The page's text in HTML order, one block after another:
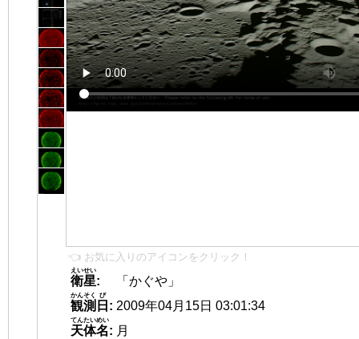
👈 お気に入りのアイコンをクリック！
衛星
えいせい
:
「かぐや」
観測
かんそく
日
び
: 2009年04月15日 03:01:34
天体名
てんたいめい
: 月